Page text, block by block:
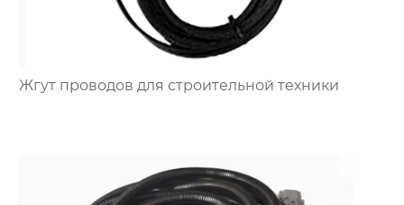
Жгут проводов для строительной техники